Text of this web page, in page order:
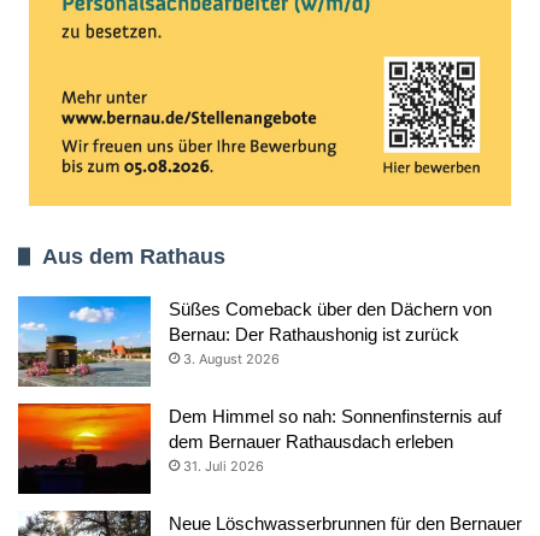
Aus dem Rathaus
Süßes Comeback über den Dächern von
Bernau: Der Rathaushonig ist zurück
3. August 2026
Dem Himmel so nah: Sonnenfinsternis auf
dem Bernauer Rathausdach erleben
31. Juli 2026
Neue Löschwasserbrunnen für den Bernauer